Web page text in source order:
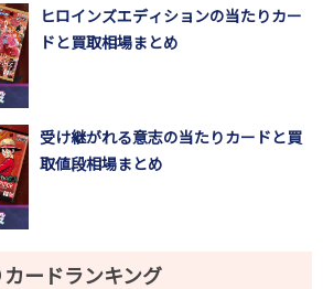
ヒロインズエディションの当たりカー
ドと買取相場まとめ
受け継がれる意志の当たりカードと買
取値段相場まとめ
ードランキング